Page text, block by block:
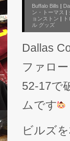
Buffalo Bills |
ン・トーマス |
ョンストン |
ル グッズ
Dallas
ファロ
52-17で
ムです
ビルズ